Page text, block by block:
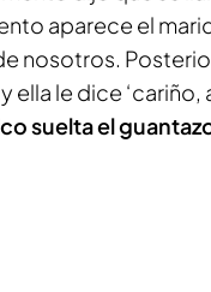
aparece el
nosotros.
ella le dice ‘cariño,
suelta el